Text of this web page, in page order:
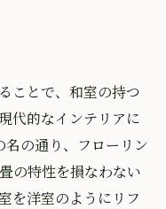
ことで、和室の持つ
代的なインテリアに
名の通り、フローリン
の特性を損なわない
を洋室のようにリフ